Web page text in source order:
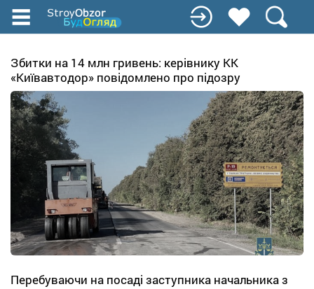
Перейти
до
вмісту
Збитки на 14 млн гривень: керівнику КК
«Київавтодор» повідомлено про підозру
Перебуваючи на посаді заступника начальника з